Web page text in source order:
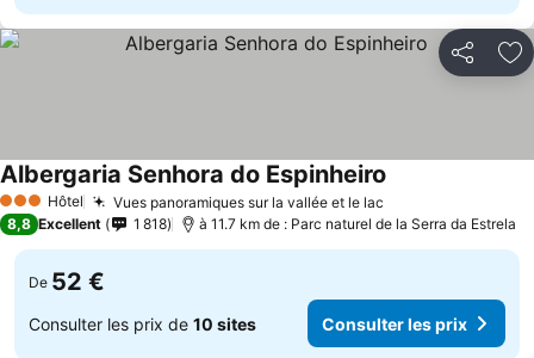
Partager
3 ÉtoilesHôtel Vues panoramiques sur la vallée et le lac
Albergaria Senhora do Espinheiro
8,8 Excellent 1 818 à 11.7 km de : Parc naturel de la Serra da Estrela
De 52 €
Consulter les prix de 10 sites Consulter les prix